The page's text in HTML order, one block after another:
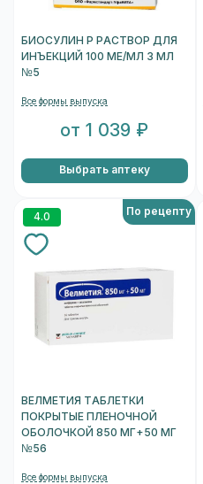
БИОСУЛИН Р РАСТВОР ДЛЯ
ИНЪЕКЦИЙ 100 МЕ/МЛ 3 МЛ
№5
Все формы выпуска
от 1 039 ₽
Выбрать аптеку
4.0 По рецепту
ВЕЛМЕТИЯ ТАБЛЕТКИ
ПОКРЫТЫЕ ПЛЕНОЧНОЙ
ОБОЛОЧКОЙ 850 МГ+50 МГ
№56
Все формы выпуска